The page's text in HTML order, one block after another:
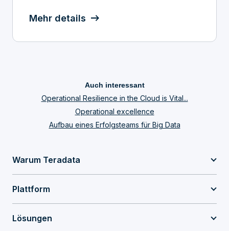
Mehr details
Auch interessant
Operational Resilience in the Cloud is Vital...
Operational excellence
Aufbau eines Erfolgsteams für Big Data
Warum Teradata
Plattform
Lösungen